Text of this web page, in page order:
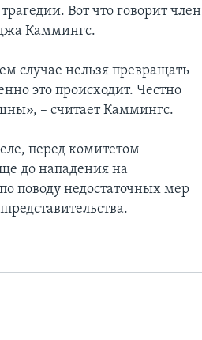
Вот что говорит член
Каммингс.
случае нельзя превращать
это происходит. Честно
– считает Каммингс.
перед комитетом
до нападения на
поводу недостаточных мер